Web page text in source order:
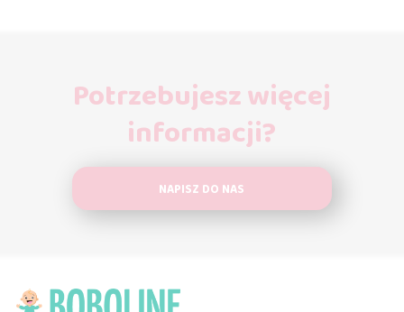
Potrzebujesz więcej
informacji?
NAPISZ DO NAS